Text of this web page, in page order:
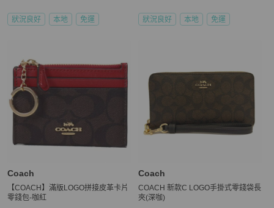
狀況良好 本地 免運 狀況良好 本地 免運
Coach
【COACH】滿版LOGO拼接皮革卡片
零錢包-咖紅
Coach
COACH 新款C LOGO手掛式零錢袋長
夾(深咖)